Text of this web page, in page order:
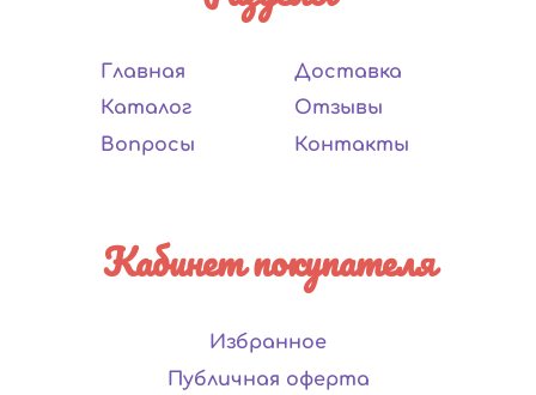
Главная
Каталог
Вопросы
Доставка
Отзывы
Контакты
Кабинет покупателя
Избранное
Публичная оферта